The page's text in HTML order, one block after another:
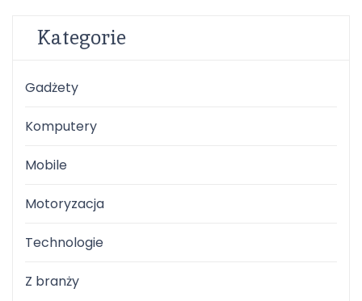
Kategorie
Gadżety
Komputery
Mobile
Motoryzacja
Technologie
Z branży